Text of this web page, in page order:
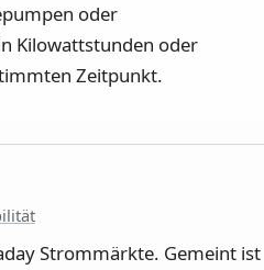
oder
Kilowattstunden oder
Zeitpunkt.
Strommärkte. Gemeint ist